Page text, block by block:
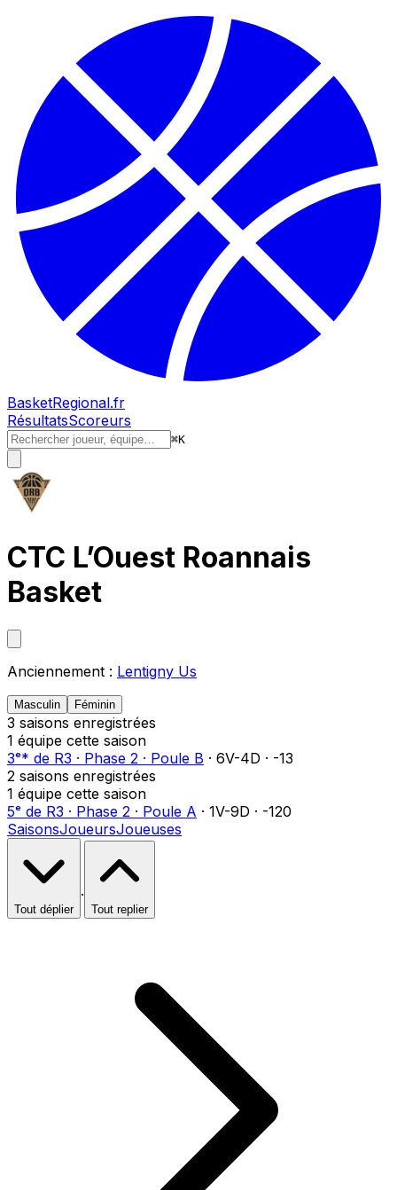
BasketRegional.fr
RésultatsScoreurs
⌘K
CTC L’Ouest Roannais
Basket
Anciennement : Lentigny Us
Masculin Féminin
3 saisons enregistrées
1 équipe cette saison
3ᵉ* de R3 · Phase 2 · Poule B · 6V-4D · -13
2 saisons enregistrées
1 équipe cette saison
5ᵉ de R3 · Phase 2 · Poule A · 1V-9D · -120
SaisonsJoueursJoueuses
Tout déplier
·
Tout replier